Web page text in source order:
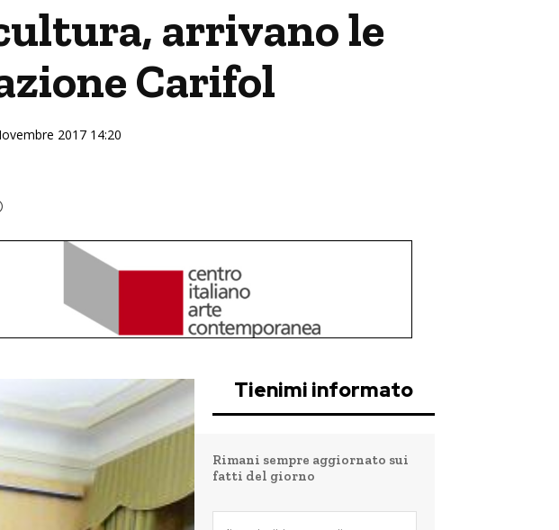
arrivano le
Carifol
2017 14:20
Tienimi informato
Rimani sempre aggiornato sui
fatti del giorno